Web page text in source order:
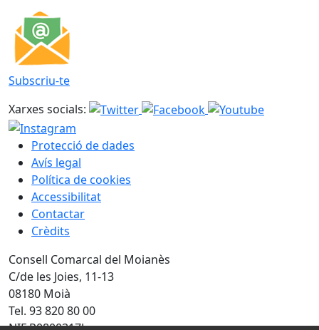
Subscriu-te
Xarxes socials:
Protecció de dades
Avís legal
Política de cookies
Accessibilitat
Contactar
Crèdits
Consell Comarcal del Moianès
C/de les Joies, 11-13
08180 Moià
Tel. 93 820 80 00